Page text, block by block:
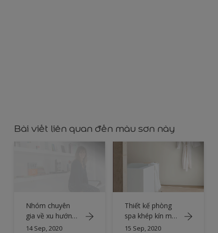
Bài viết liên quan đến màu sơn này
Nhóm chuyên
gia về xu hướng
màu sắc
14 Sep, 2020
Thiết kế phòng
spa khép kín màu
trắng sáng
15 Sep, 2020